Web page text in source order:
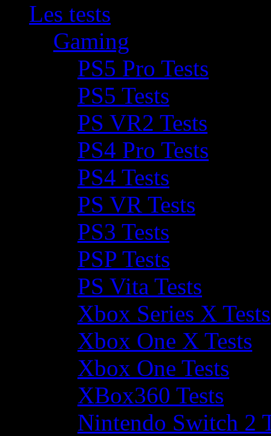
Les tests
Gaming
PS5 Pro Tests
PS5 Tests
PS VR2 Tests
PS4 Pro Tests
PS4 Tests
PS VR Tests
PS3 Tests
PSP Tests
PS Vita Tests
Xbox Series X Tests
Xbox One X Tests
Xbox One Tests
XBox360 Tests
Nintendo Switch 2